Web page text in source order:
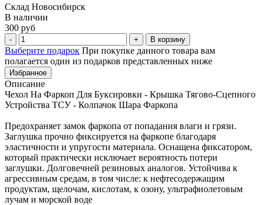
Склад Новосибирск
В наличии
300 руб
В корзину
Выберите подарок При покупке данного товара вам
полагается один из подарков представленных ниже
Избранное
Описание
Чехол На Фаркоп Для Буксировки - Крышка Тягово-Сцепного
Устройства ТСУ - Колпачок Шара Фаркопа
Предохраняет замок фаркопа от попадания влаги и грязи.
Заглушка прочно фиксируется на фаркопе благодаря
эластичности и упругости материала. Оснащена фиксатором,
который практически исключает вероятность потери
заглушки. Долговечней резиновых аналогов. Устойчива к
агрессивным средам, в том числе: к нефтесодержащим
продуктам, щелочам, кислотам, к озону, ультрафиолетовым
лучам и морской воде